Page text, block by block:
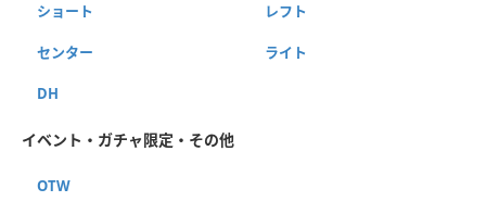
ショート レフト
センター ライト
DH
イベント・ガチャ限定・その他
OTW